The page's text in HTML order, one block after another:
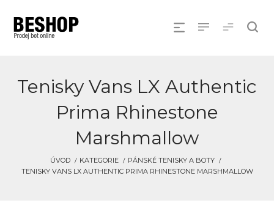
Tenisky Vans LX Authentic
Prima Rhinestone
Marshmallow
ÚVOD KATEGORIE
PÁNSKÉ TENISKY A BOTY
TENISKY VANS LX AUTHENTIC PRIMA RHINESTONE MARSHMALLOW